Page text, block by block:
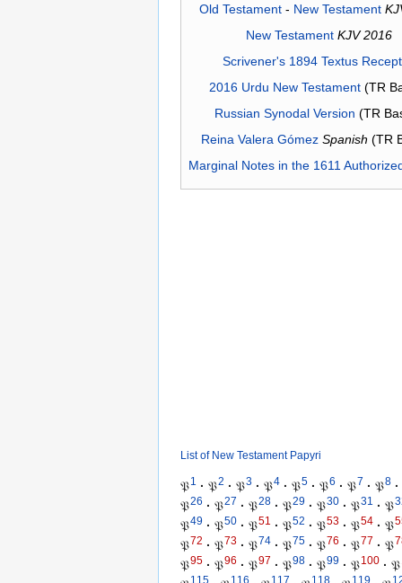
Old Testament- New Testament
New Testament KJV 2016
Scrivener's 1894 Textus
2016 Urdu New Testament(TR
Russian Synodal Version (TR
Reina Valera Gómez Spanish (TR
Marginal Notes in the 1611
List of New Testament Papyri
𝔓1 · 𝔓2 · 𝔓3 · 𝔓4 · 𝔓5 · 𝔓6 · 𝔓7 · 𝔓8 ·
𝔓26 · 𝔓27 · 𝔓28 · 𝔓29 · 𝔓30 · 𝔓31 · 𝔓
𝔓49 · 𝔓50 · 𝔓51 · 𝔓52 · 𝔓53 · 𝔓54 · 𝔓
𝔓72 · 𝔓73 · 𝔓74 · 𝔓75 · 𝔓76 · 𝔓77 · 𝔓
𝔓95 · 𝔓96 · 𝔓97 · 𝔓98 · 𝔓99 · 𝔓100 · 𝔓
115 116 117 118 119